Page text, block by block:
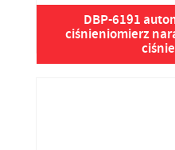
DBP-6191
ciśnieniomierz